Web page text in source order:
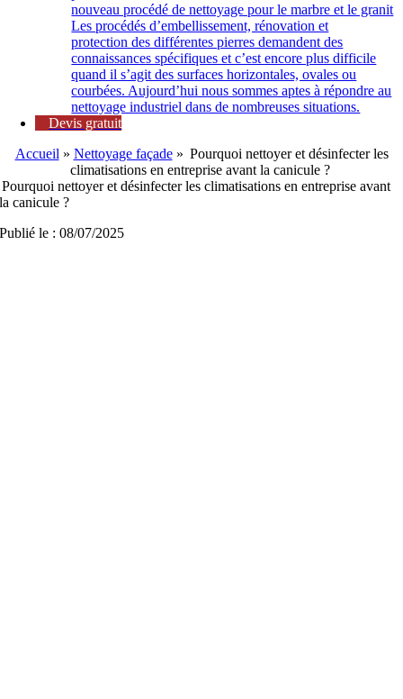
nouveau procédé de nettoyage pour le marbre et le granit
Les procédés d’embellissement, rénovation et
protection des différentes pierres demandent des
connaissances spécifiques et c’est encore plus difficile
quand il s’agit des surfaces horizontales, ovales ou
courbées. Aujourd’hui nous sommes aptes à répondre au
nettoyage industriel dans de nombreuses situations.
Devis gratuit
Accueil » Nettoyage façade» Pourquoi nettoyer et désinfecter les
climatisations en entreprise avant la canicule ?
Pourquoi nettoyer et désinfecter les climatisations en entreprise avant
la canicule ?
Publié le : 08/07/2025